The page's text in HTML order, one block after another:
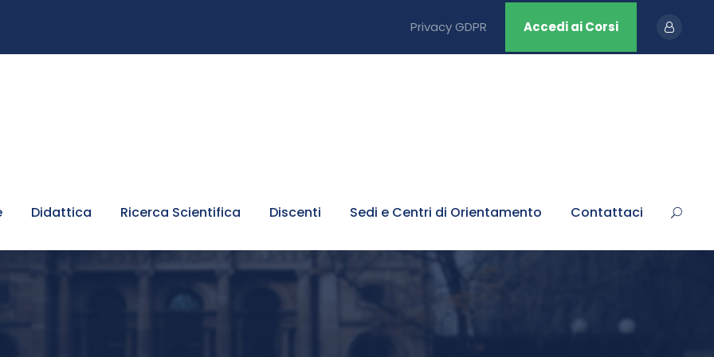
Privacy GDPR Accedi ai Corsi
Didattica Ricerca Scientifica Discenti Sedi e Centri di Orientamento Contattaci